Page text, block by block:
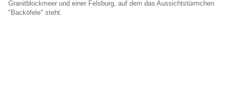
Granitblockmeer und einer Felsburg, auf dem das Aussichtstürmchen
"Backöfele" steht.